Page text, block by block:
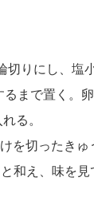
切りにし、塩
まで置く。
る。
を切ったきゅ
和え、味を